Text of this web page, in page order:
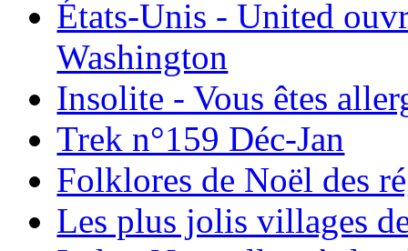
États-Unis - United
Washington
Insolite - Vous êtes
Trek n°159 Déc-Jan
Folklores de Noël des
Les plus jolis villages